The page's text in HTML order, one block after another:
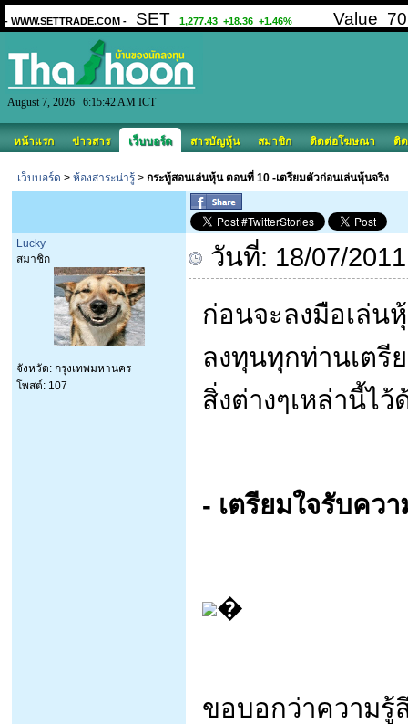
August 7, 2026 6:15:42 AM ICT
หน้าแรก ข่าวสาร เว็บบอร์ด สารบัญหุ้น สมาชิก ติดต่อโฆษณา ติ
เว็บบอร์ด > ห้องสาระน่ารู้ > กระทู้สอนเล่นหุ้น ตอนที่ 10 -เตรียมตัวก่อนเล่นหุ้นจริง
Lucky
สมาชิก
จังหวัด: กรุงเทพมหานคร
โพสต์: 107
วันที่: 18/07/
ก่อนจะลงมือเล่น
ลงทุนทุกท่านเตรี
สิ่งต่างๆเหล่านี้ไ
- เตรียมใจรับคว
�
ขอบอกว่าความรู้